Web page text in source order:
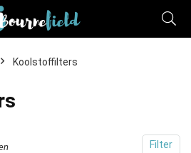
Koolstoffilters
Filter